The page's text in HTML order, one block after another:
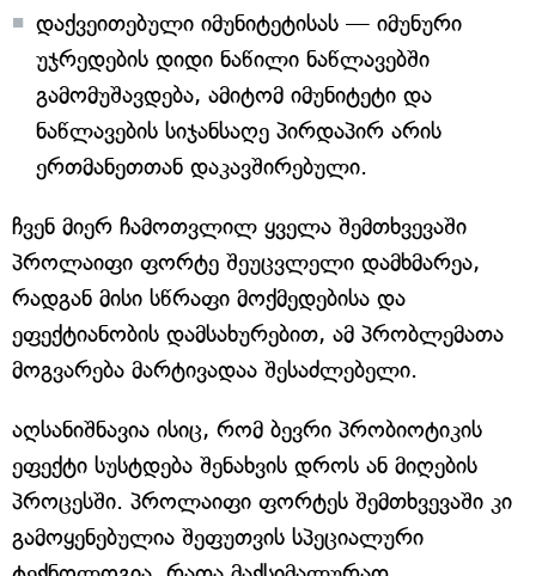
დაქვეითებული იმუნიტეტისას — იმუნური
უჯრედების დიდი ნაწილი ნაწლავებში
გამომუშავდება, ამიტომ იმუნიტეტი და
ნაწლავების სიჯანსაღე პირდაპირ არის
ერთმანეთთან დაკავშირებული.
ჩვენ მიერ ჩამოთვლილ ყველა შემთხვევაში
პროლაიფი ფორტე შეუცვლელი დამხმარეა,
რადგან მისი სწრაფი მოქმედებისა და
ეფექტიანობის დამსახურებით, ამ პრობლემათა
მოგვარება მარტივადაა შესაძლებელი.
აღსანიშნავია ისიც, რომ ბევრი პრობიოტიკის
ეფექტი სუსტდება შენახვის დროს ან მიღების
პროცესში. პროლაიფი ფორტეს შემთხვევაში კი
გამოყენებულია შეფუთვის სპეციალური